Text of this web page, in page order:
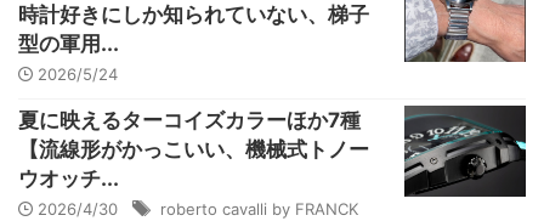
時計好きにしか知られていない、梯子
型の軍用...
2026/5/24
夏に映えるターコイズカラーほか7種
【流線形がかっこいい、機械式トノー
ウオッチ...
2026/4/30
roberto cavalli by FRANCK